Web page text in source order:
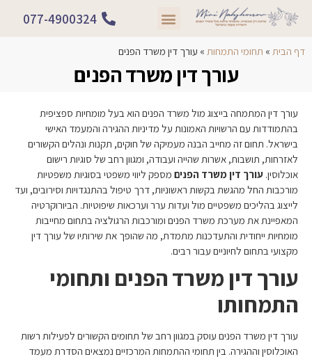
077-4900324
דף הבית » תחומי התמחות » עורך דין משרד הפנים
עורך דין משרד הפנים
עורך דין המתמחה בייצוג מול משרד הפנים הוא בעל מומחיות ספציפית
בהתמודדות עם הרשויות האמונות על מדיניות ההגירה והמעמד האישי
בישראל. תחום זה מחייב הבנה מעמיקה של חוקים, תקנות ונהלים הקשורים
לאזרחות, תושבות, אשרות שהייה ועבודה, ומגוון רחב של סוגיות רישום
אוכלוסין. עורך דין משרד הפנים מספק ליווי משפטי בסוגיות משפטיות
מורכבות החל מהגשת בקשות ראשוניות, דרך טיפול בהתנגדויות וסירובים, ועד
לייצוג בהליכים משפטיים מול ועדות ערר וערכאות שיפוטיות. הביורוקרטיה
המאפיינת את מערכת משרד הפנים ומורכבות הרגולציה בתחום מחייבות
מומחיות ייחודית והתעדכנות מתמדת, מה שהופך את שירותיו של עורך דין
מקצועי בתחום לחיוניים עבור רבים.
עורך דין משרד הפנים ותחומי
התמחותו
עורך דין משרד הפנים עוסק במגוון רחב של תחומים הקשורים לפעילות רשות
האוכלוסין וההגירה. בין תחומי ההתמחות המרכזיים נמצאים הסדרת מעמד